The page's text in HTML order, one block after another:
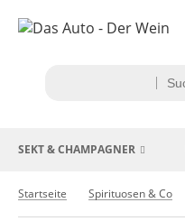
SEKT & CHAMPAGNER
Startseite Spirituosen & Co